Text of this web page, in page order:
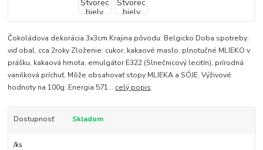
Čokoládova dekorácia 3x3cm Krajina pôvodu: Belgicko Doba spotreby:
viď obal, cca 2roky Zloženie: cukor, kakaové maslo, plnotučné MLIEKO v
prášku, kakaová hmota, emulgátor E322 (Slnečnicový lecitín), prírodná
vanilková príchuť. Môže obsahovať stopy MLIEKA a SÓJE. Výživové
hodnoty na 100g: Energia 571... celý popis
Dostupnosť Skladom
/ks